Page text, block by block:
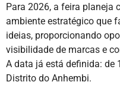
Para 2026, a feira planeja
ambiente estratégico que
ideias, proporcionando
visibilidade de marcas e
A data já está definida: de
Distrito do Anhembi.